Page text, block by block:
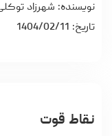
نویسنده: شهرزاد
تاریخ: 1404/02/11
نقاط قوت